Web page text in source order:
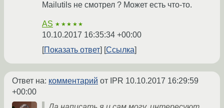
Mailutils не смотрел ? Может есть что-то.
AS ★★★★★
10.10.2017 16:35:34 +00:00
Показать ответ
Ссылка
Ответ на: комментарий от IPR 10.10.2017 16:29:59
+00:00